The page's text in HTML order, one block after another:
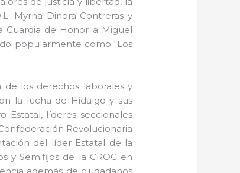
Myrna Dinora Contreras y
Guardia de Honor a Miguel
popularmente como “Los
de los derechos laborales y
la lucha de Hidalgo y sus
Estatal, líderes seccionales
Revolucionaria
del líder Estatal de la
y Semifijos de la CROC en